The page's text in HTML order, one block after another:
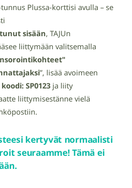
Plussa-korttisi avulla – se
sisään, TAJUn
liittymään valitsemalla
”, lisää avoimeen
koodi: SP0123ja liity
liittymisestänne vielä
kertyvät normaalisti
seuraamme! Tämä ei